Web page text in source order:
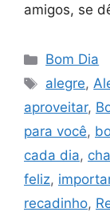
amigos, se
Categorias
Bom Dia
Tags
alegre,
aproveitar,
para você,
cada dia,
feliz,
recadinho,